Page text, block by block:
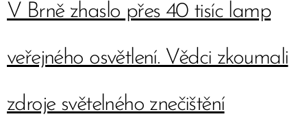
V Brně zhaslo přes 40 tisíc lamp
veřejného osvětlení. Vědci zkoumali
zdroje světelného znečištění